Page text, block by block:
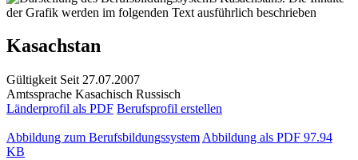
Kasachstan
Gültigkeit Seit 27.07.2007
Amtssprache Kasachisch Russisch
Länderprofil als PDF Berufsprofil erstellen
Abbildung zum Berufsbildungssystem Abbildung als PDF 97.94
KB